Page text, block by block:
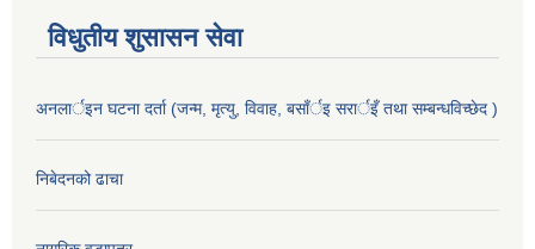
विधुतीय शुसासन सेवा
अनलार्इन घटना दर्ता (जन्म, मृत्यु, विवाह, बसाँर्इ सरार्इँ तथा सम्बन्धविच्छेद )
निबेदनको ढाचा